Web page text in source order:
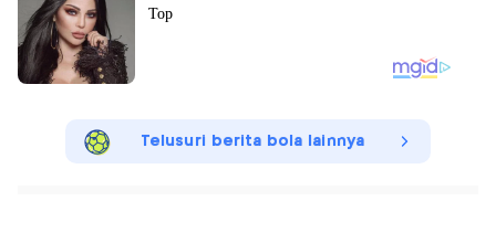
Telusuri berita bola lainnya